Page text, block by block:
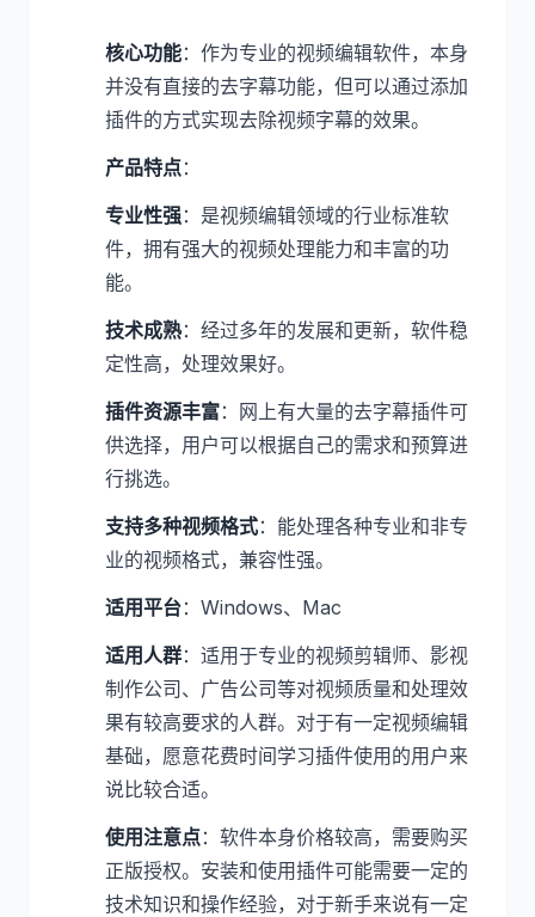
核心功能：作为专业的视频编辑软件，本身
并没有直接的去字幕功能，但可以通过添加
插件的方式实现去除视频字幕的效果。
产品特点：
专业性强：是视频编辑领域的行业标准软
件，拥有强大的视频处理能力和丰富的功
能。
技术成熟：经过多年的发展和更新，软件稳
定性高，处理效果好。
插件资源丰富：网上有大量的去字幕插件可
供选择，用户可以根据自己的需求和预算进
行挑选。
支持多种视频格式：能处理各种专业和非专
业的视频格式，兼容性强。
适用平台：Windows、Mac
适用人群：适用于专业的视频剪辑师、影视
制作公司、广告公司等对视频质量和处理效
果有较高要求的人群。对于有一定视频编辑
基础，愿意花费时间学习插件使用的用户来
说比较合适。
使用注意点：软件本身价格较高，需要购买
正版授权。安装和使用插件可能需要一定的
技术知识和操作经验，对于新手来说有一定